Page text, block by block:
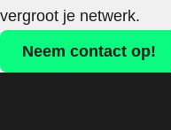
vergroot je netwerk.
Neem contact op!